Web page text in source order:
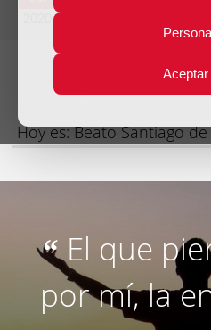
Aceptar
Decimoquinta semana
Lecturas del
Hoy es: Beato Santiago
“El que
por mí, la